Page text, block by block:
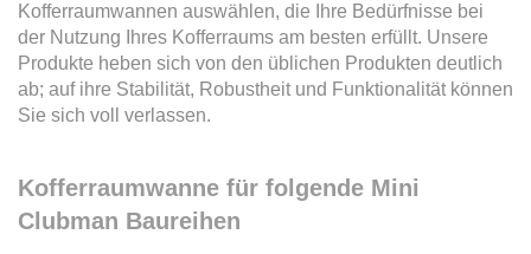
Kofferraumwannen auswählen, die Ihre Bedürfnisse bei
der Nutzung Ihres Kofferraums am besten erfüllt. Unsere
Produkte heben sich von den üblichen Produkten deutlich
ab; auf ihre Stabilität, Robustheit und Funktionalität können
Sie sich voll verlassen.
Kofferraumwanne für folgende Mini
Clubman Baureihen